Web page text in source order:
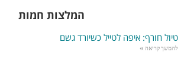
המלצות חמות
טיול חורף: איפה לטייל כשיורד גשם
להמשך קריאה »